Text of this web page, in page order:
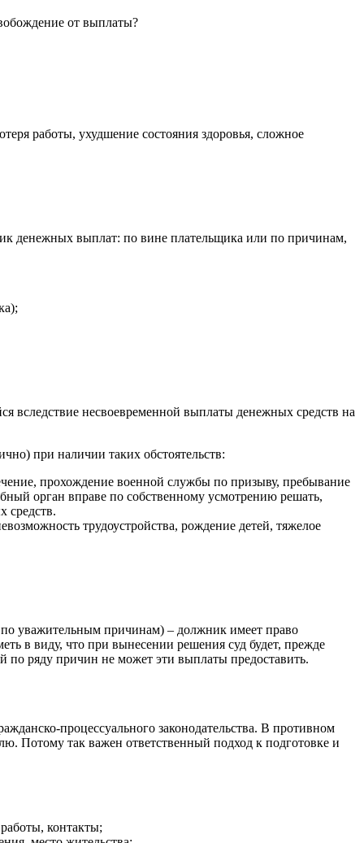
от выплаты?
работы, ухудшение состояния здоровья, сложное
денежных выплат: по вине плательщика или по причинам,
вследствие несвоевременной выплаты денежных средств на
при наличии таких обстоятельств:
прохождение военной службы по призыву, пребывание
орган вправе по собственному усмотрению решать,
средств.
трудоустройства, рождение детей, тяжелое
уважительным причинам) – должник имеет право
в виду, что при вынесении решения суд будет, прежде
по ряду причин не может эти выплаты предоставить.
процессуального законодательства. В противном
Потому так важен ответственный подход к подготовке и
контакты;